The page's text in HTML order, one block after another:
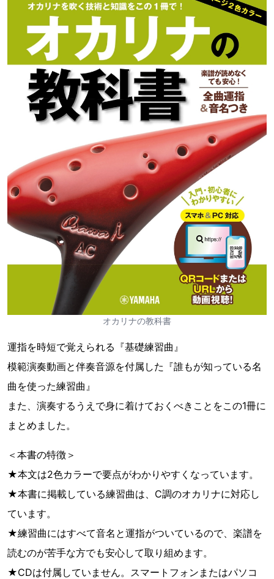
オカリナの教科書
運指を時短で覚えられる『基礎練習曲』
模範演奏動画と伴奏音源を付属した『誰もが知っている名
曲を使った練習曲』
また、演奏するうえで身に着けておくべきことをこの1冊に
まとめました。
＜本書の特徴＞
★本文は2色カラーで要点がわかりやすくなっています。
★本書に掲載している練習曲は、C調のオカリナに対応し
ています。
★練習曲にはすべて音名と運指がついているので、楽譜を
読むのが苦手な方でも安心して取り組めます。
★CDは付属していません。スマートフォンまたはパソコ